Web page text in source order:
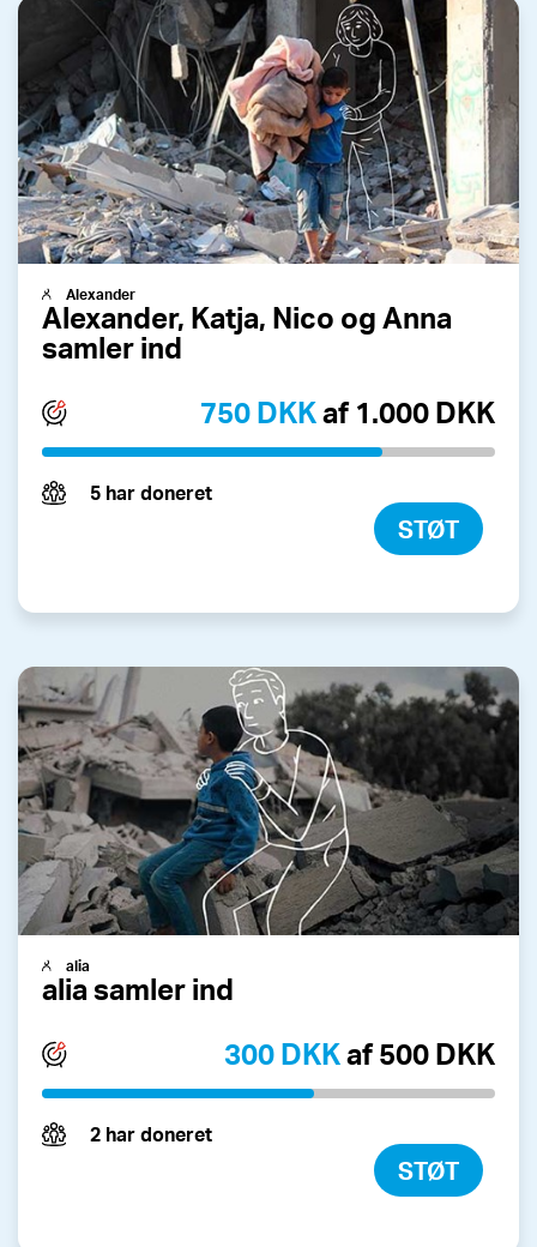
Alexander
Alexander, Katja, Nico og Anna
samler ind
750 DKKaf 1.000 DKK
5 har doneret
STØT
alia
alia samler ind
300 DKKaf 500 DKK
2 har doneret
STØT